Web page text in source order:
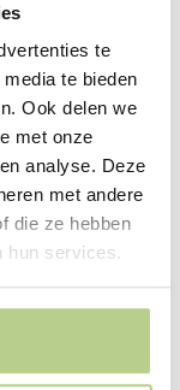
te
te bieden
Ook delen we
met onze
analyse. Deze
met andere
die ze hebben
hun services.
een
park is
In
18e eeuws